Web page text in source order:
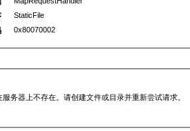
StaticFile
0x80070002
务器上不存在。请创建文件或目录并重新尝试请求。